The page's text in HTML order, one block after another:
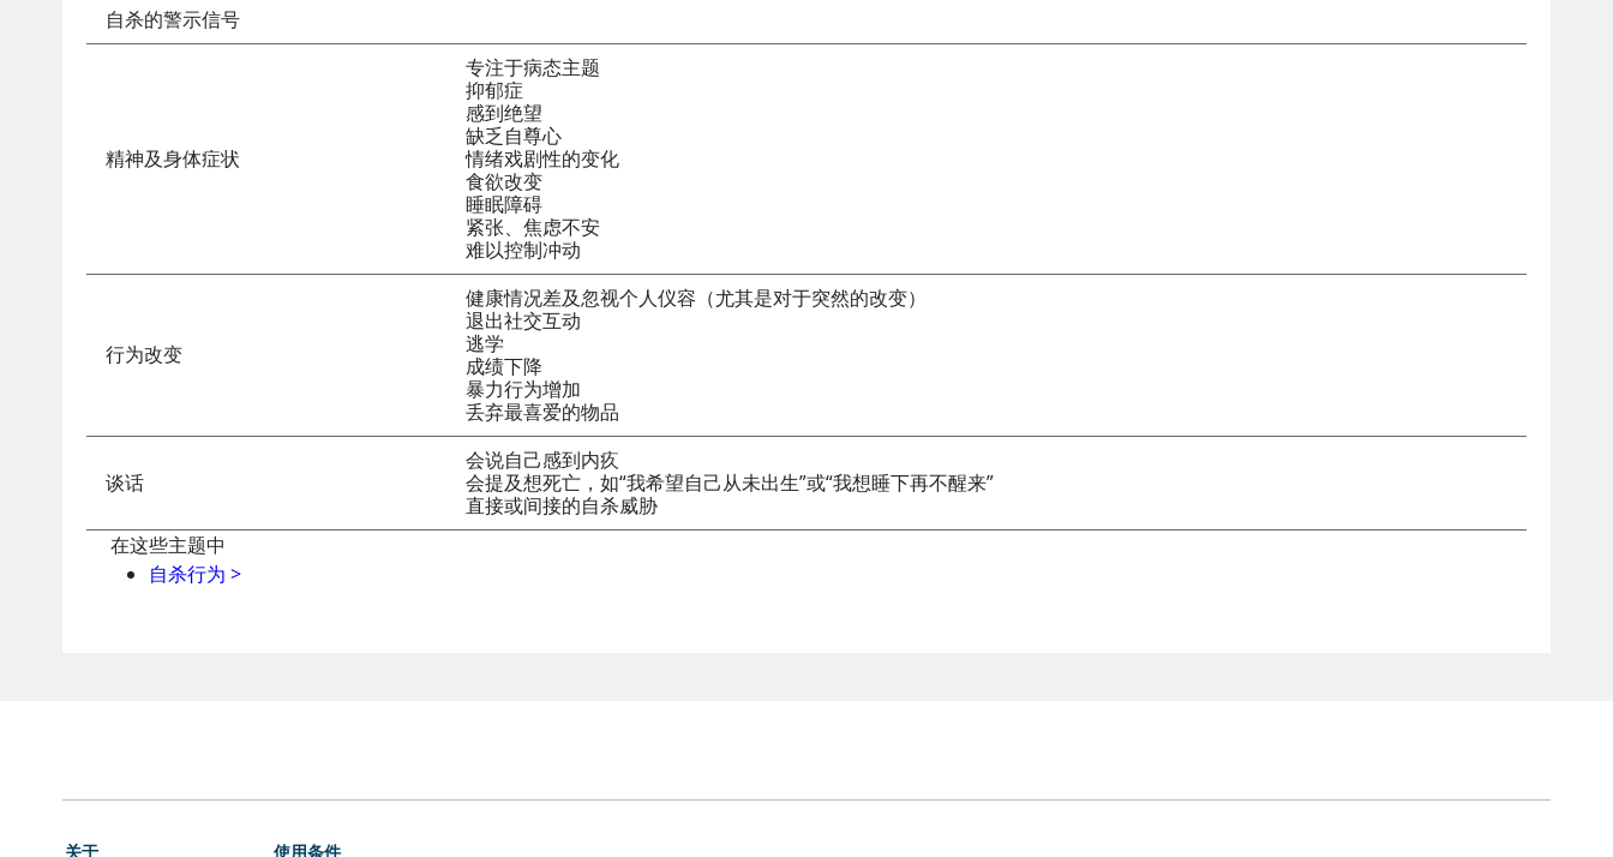
自杀的警示信号
精神及身体症状
专注于病态主题
抑郁症
感到绝望
缺乏自尊心
情绪戏剧性的变化
食欲改变
睡眠障碍
紧张、焦虑不安
难以控制冲动
行为改变
健康情况差及忽视个人仪容（尤其是对于突然的改变）
退出社交互动
逃学
成绩下降
暴力行为增加
丢弃最喜爱的物品
谈话
会说自己感到内疚
会提及想死亡，如“我希望自己从未出生”或“我想睡下再不醒来”
直接或间接的自杀威胁
在这些主题中
自杀行为 >
关于 使用条件